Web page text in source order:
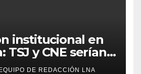
institucional en
TSJ y CNE serían
a finales de 2026
DE REDACCIÓN LNA